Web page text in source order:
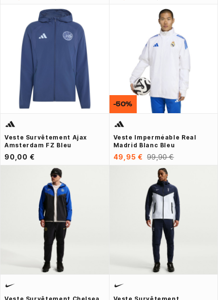
Veste Survêtement Ajax
Amsterdam FZ Bleu
90,00 €
Veste Imperméable Real
Madrid Blanc Bleu
49,95 € 99,90 €
-50%